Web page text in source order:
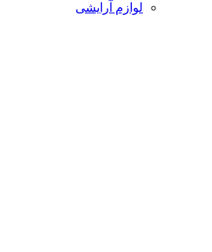
لوازم آرایشی